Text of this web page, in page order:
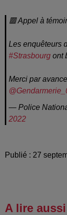
🟥 Appel à
Les enquêteurs
#Strasbourg ont
Merci par
— Police
2022
Publié : 27
A lire aussi